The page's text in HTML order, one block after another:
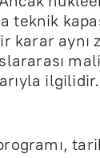
teknik
karar aynı
ilgilidir.